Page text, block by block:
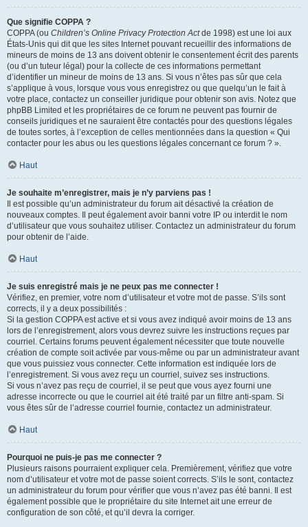
Que signifie COPPA ?
COPPA (ou Children’s Online Privacy Protection Actde 1998) est une loi aux
États-Unis qui dit que les sites Internet pouvant recueillir des informations de
mineurs de moins de 13 ans doivent obtenir le consentement écrit des parents
(ou d’un tuteur légal) pour la collecte de ces informations permettant
d’identifier un mineur de moins de 13 ans. Si vous n’êtes pas sûr que cela
s’applique à vous, lorsque vous vous enregistrez ou que quelqu’un le fait à
votre place, contactez un conseiller juridique pour obtenir son avis. Notez que
phpBB Limited et les propriétaires de ce forum ne peuvent pas fournir de
conseils juridiques et ne sauraient être contactés pour des questions légales
de toutes sortes, à l’exception de celles mentionnées dans la question « Qui
contacter pour les abus ou les questions légales concernant ce forum ? ».
Haut
Je souhaite m’enregistrer, mais je n’y parviens pas !
Il est possible qu’un administrateur du forum ait désactivé la création de
nouveaux comptes. Il peut également avoir banni votre IP ou interdit le nom
d’utilisateur que vous souhaitez utiliser. Contactez un administrateur du forum
pour obtenir de l’aide.
Haut
Je suis enregistré mais je ne peux pas me connecter !
Vérifiez, en premier, votre nom d’utilisateur et votre mot de passe. S’ils sont
corrects, il y a deux possibilités :
Si la gestion COPPA est active et si vous avez indiqué avoir moins de 13 ans
lors de l’enregistrement, alors vous devrez suivre les instructions reçues par
courriel. Certains forums peuvent également nécessiter que toute nouvelle
création de compte soit activée par vous-même ou par un administrateur avant
que vous puissiez vous connecter. Cette information est indiquée lors de
l’enregistrement. Si vous avez reçu un courriel, suivez ses instructions.
Si vous n’avez pas reçu de courriel, il se peut que vous ayez fourni une
adresse incorrecte ou que le courriel ait été traité par un filtre anti-spam. Si
vous êtes sûr de l’adresse courriel fournie, contactez un administrateur.
Haut
Pourquoi ne puis-je pas me connecter ?
Plusieurs raisons pourraient expliquer cela. Premièrement, vérifiez que votre
nom d’utilisateur et votre mot de passe soient corrects. S’ils le sont, contactez
un administrateur du forum pour vérifier que vous n’avez pas été banni. Il est
également possible que le propriétaire du site Internet ait une erreur de
configuration de son côté, et qu’il devra la corriger.